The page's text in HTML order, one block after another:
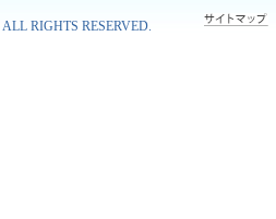
ALL RIGHTS RESERVED.